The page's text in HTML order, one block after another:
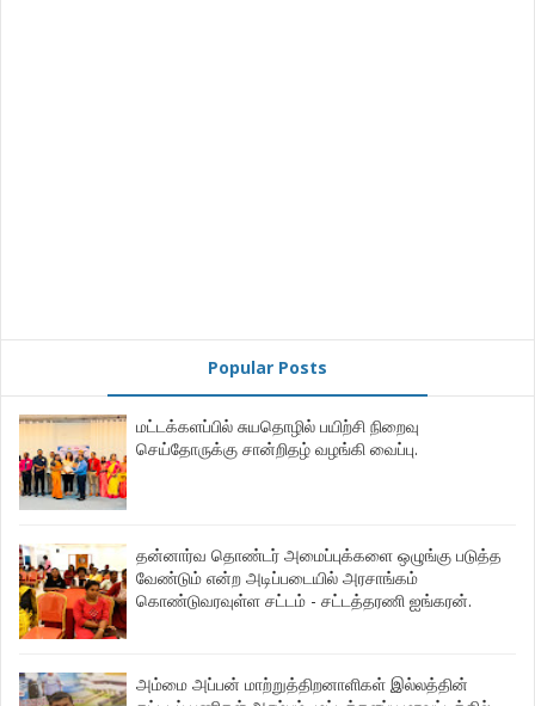
Popular Posts
மட்டக்களப்பில் சுயதொழில் பயிற்சி நிறைவு
செய்தோருக்கு சான்றிதழ் வழங்கி வைப்பு.
தன்னார்வ தொண்டர் அமைப்புக்களை ஒழுங்கு படுத்த
வேண்டும் என்ற அடிப்படையில் அரசாங்கம்
கொண்டுவரவுள்ள சட்டம் - சட்டத்தரணி ஐங்கரன்.
அம்மை அப்பன் மாற்றுத்திறனாளிகள் இல்லத்தின்